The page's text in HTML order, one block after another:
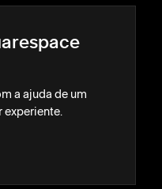
a ajuda de um
experiente.